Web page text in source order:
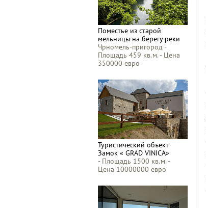
Поместье из старой
мельницы на берегу реки
Чрномель-пригород -
Площадь 459 кв.м. - Цена
350000 евро
Туристический объект
Замок « GRAD VINICA»
- Площадь 1500 кв.м. -
Цена 10000000 евро